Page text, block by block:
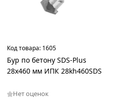
Код товара: 1605
Бур по бетону SDS-Plus
28х460 мм ИПК 28kh460SDS
Нет оценок